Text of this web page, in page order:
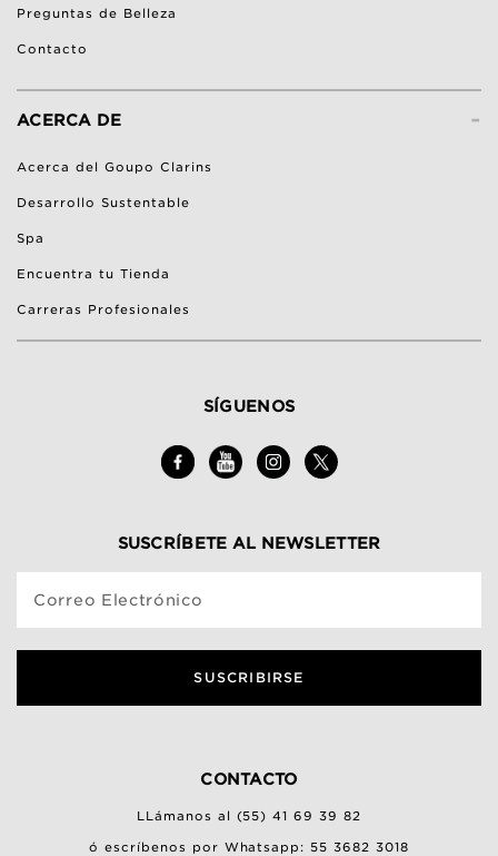
Preguntas de Belleza
Contacto
-
ACERCA DE
Acerca del Goupo Clarins
Desarrollo Sustentable
Spa
Encuentra tu Tienda
Carreras Profesionales
SÍGUENOS
SUSCRÍBETE AL NEWSLETTER
Correo Electrónico
SUSCRIBIRSE
CONTACTO
LLámanos al (55) 41 69 39 82
ó escríbenos por Whatsapp: 55 3682 3018